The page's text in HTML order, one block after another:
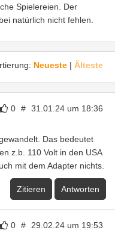
Spielereien. Der
natürlich nicht fehlen.
Neueste | Älteste
0 # 31.01.24 um 18:36
Das bedeutet
z.b. 110 Volt in den USA
mit dem Adapter nichts.
Zitieren Antworten
0 # 29.02.24 um 19:53